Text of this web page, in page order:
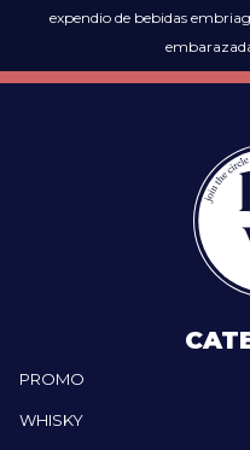
expendio de bebidas
PROMO
WHISKY